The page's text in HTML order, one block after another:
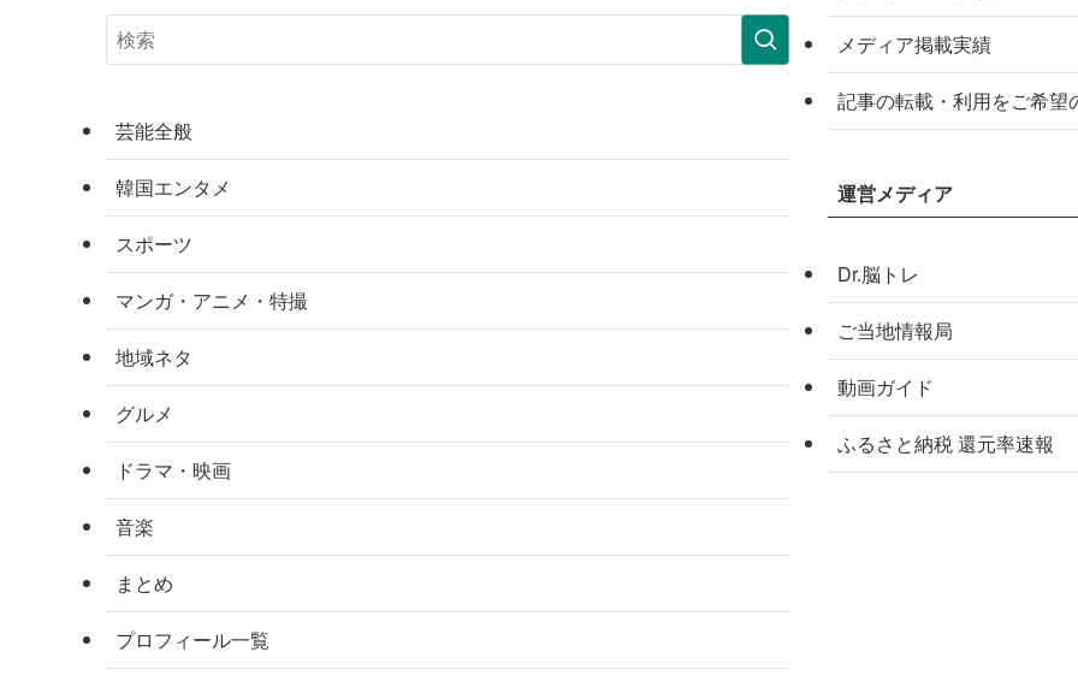
芸能全般
韓国エンタメ
スポーツ
マンガ・アニメ・特撮
地域ネタ
グルメ
ドラマ・映画
音楽
まとめ
プロフィール一覧
メディア掲載実績
記事の転載・利用をご希望
運営メディア
Dr.脳トレ
ご当地情報局
動画ガイド
ふるさと納税 還元率速報